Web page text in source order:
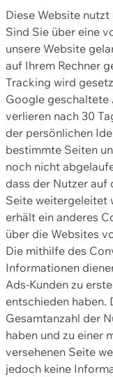
Diese Website
Sind Sie über eine
unsere Website
auf Ihrem Rechner
Tracking wird
Google geschaltete
verlieren nach 30
der persönlichen
bestimmte Seiten
noch nicht
dass der Nutzer auf
Seite weitergeleitet
erhält ein anderes
über die Websites
Die mithilfe des
Informationen
Ads-Kunden zu
entschieden haben.
Gesamtanzahl der
haben und zu einer
versehenen Seite
jedoch keine